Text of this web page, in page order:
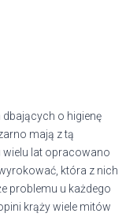
o higienę
mają z tą
wielu lat opracowano
która z nich
problemu u każdego
krąży wiele mitów